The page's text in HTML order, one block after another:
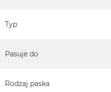
Typ
Pasuje do
Rodzaj paska